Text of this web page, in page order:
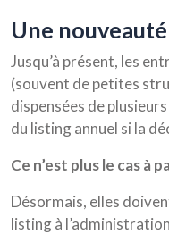
une
Jusqu’à présent, les
(souvent de petites
dispensées de
du listing annuel si la
Ce n’est plus le cas à
Désormais, elles
listing à